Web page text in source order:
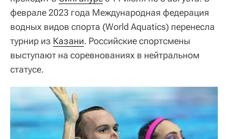
феврале 2023 года Международная федерация
водных видов спорта (World Aquatics) перенесла
турнир из Казани. Российские спортсмены
выступают на соревнованиях в нейтральном
статусе.